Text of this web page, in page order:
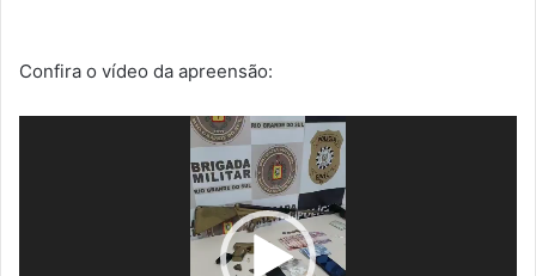
Confira o vídeo da apreensão: